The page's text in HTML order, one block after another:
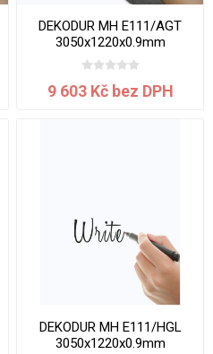
DEKODUR MH E111/AGT
3050x1220x0.9mm
9 603 Kč bez DPH
DEKODUR MH E111/HGL
3050x1220x0.9mm